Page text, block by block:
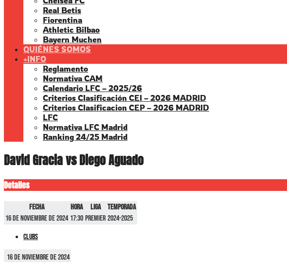
Real Betis
Fiorentina
Athletic Bilbao
Bayern Muchen
QUIÉNES SOMOS
+INFO
Reglamento
Normativa CAM
Calendario LFC – 2025/26
Criterios Clasificación CEI – 2026 MADRID
Criterios Clasificacion CEP – 2026 MADRID
LFC
Normativa LFC Madrid
Ranking 24/25 Madrid
David Gracia vs Diego Aguado
Detalles
Fecha Hora Liga
Temporada
16 de noviembre de 2024 17:30 Premier 2024-2025
Clubs
16 de noviembre de 2024